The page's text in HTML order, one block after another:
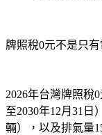
牌照稅0元不是只
2026年台灣牌照稅
至2030年12月31日
輛），以及排氣量